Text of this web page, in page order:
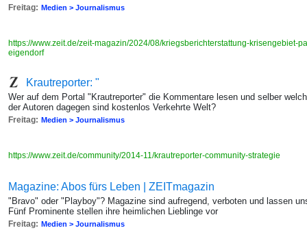
Freitag: Medien > Journalismus
https://www.zeit.de/zeit-magazin/2024/08/kriegsberichterstattung-krisengebiet-
eigendorf
Krautreporter: "
Wer auf dem Portal "Krautreporter" die Kommentare lesen und selber
der Autoren dagegen sind kostenlos Verkehrte Welt?
Freitag: Medien > Journalismus
https://www.zeit.de/community/2014-11/krautreporter-community-strategie
Magazine: Abos fürs Leben | ZEITmagazin
"Bravo" oder "Playboy"? Magazine sind aufregend, verboten und lassen
Fünf Prominente stellen ihre heimlichen Lieblinge vor
Freitag: Medien > Journalismus